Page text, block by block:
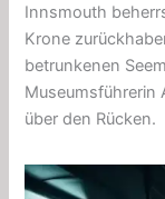
Innsmouth
Krone
betrunkenen
Museumsführerin
über den Rücken.